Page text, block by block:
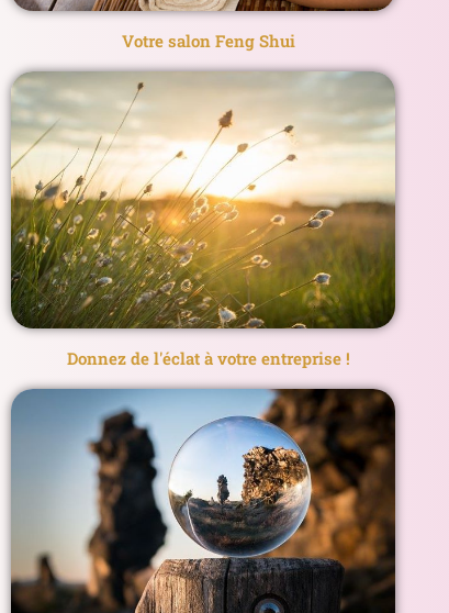
Votre salon Feng Shui
Donnez de l'éclat à votre entreprise !